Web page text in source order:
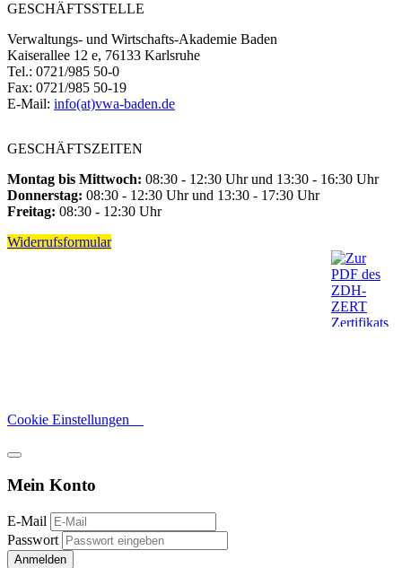
GESCHÄFTSSTELLE
Verwaltungs- und Wirtschafts-Akademie Baden
Kaiserallee 12 e, 76133 Karlsruhe
Tel.: 0721/985 50-0
Fax: 0721/985 50-19
E-Mail: info(at)vwa-baden.de
GESCHÄFTSZEITEN
Montag bis Mittwoch: 08:30 - 12:30 Uhr und 13:30 - 16:30 Uhr
Donnerstag: 08:30 - 12:30 Uhr und 13:30 - 17:30 Uhr
Freitag: 08:30 - 12:30 Uhr
Widerrufsformular
Cookie Einstellungen
Mein Konto
E-Mail
Passwort
Anmelden